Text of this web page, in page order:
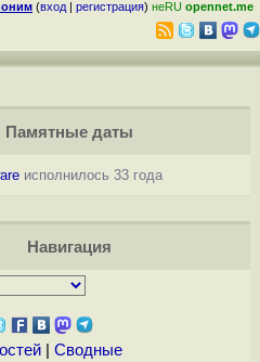
(вход | регистрация) неRU opennet.me
Памятные даты
исполнилось 33 года
Навигация
| Сводные